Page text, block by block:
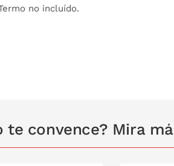
no incluído.
te convence? Mira